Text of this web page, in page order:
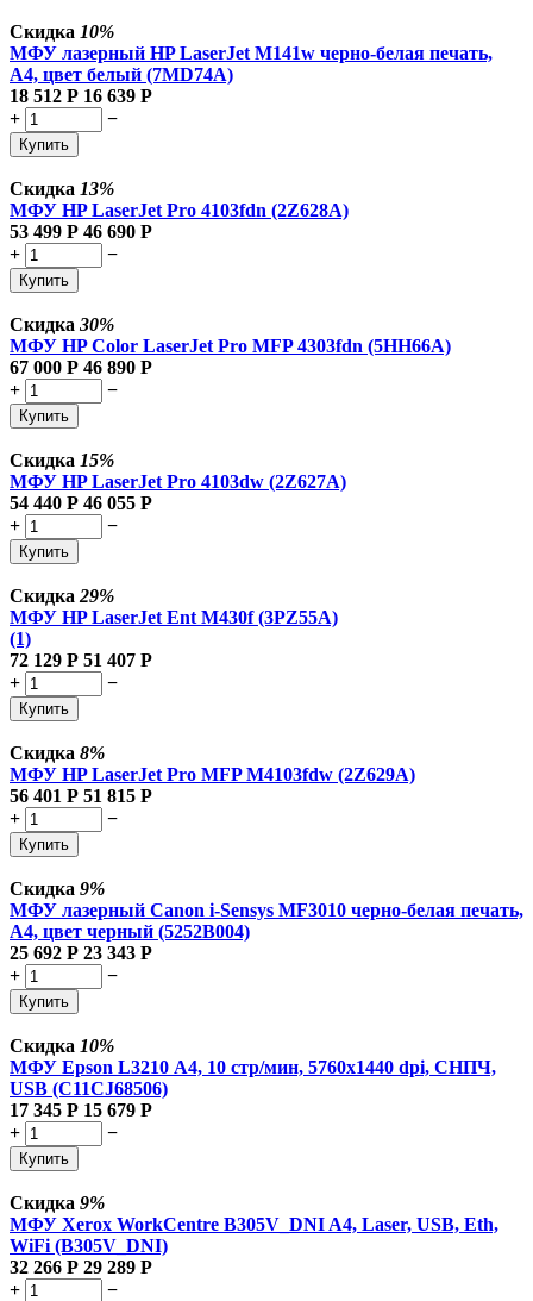
Скидка 10%
МФУ лазерный HP LaserJet M141w черно-белая печать,
A4, цвет белый (7MD74A)
18 512 Р 16 639 Р
+
−
Купить
Скидка 13%
МФУ HP LaserJet Pro 4103fdn (2Z628A)
53 499 Р 46 690 Р
+
−
Купить
Скидка 30%
МФУ HP Color LaserJet Pro MFP 4303fdn (5HH66A)
67 000 Р 46 890 Р
+
−
Купить
Скидка 15%
МФУ HP LaserJet Pro 4103dw (2Z627A)
54 440 Р 46 055 Р
+
−
Купить
Скидка 29%
МФУ HP LaserJet Ent M430f (3PZ55A)
(1)
72 129 Р 51 407 Р
+
−
Купить
Скидка 8%
МФУ HP LaserJet Pro MFP M4103fdw (2Z629A)
56 401 Р 51 815 Р
+
−
Купить
Скидка 9%
МФУ лазерный Canon i-Sensys MF3010 черно-белая печать,
A4, цвет черный (5252B004)
25 692 Р 23 343 Р
+
−
Купить
Скидка 10%
МФУ Epson L3210 А4, 10 стр/мин, 5760х1440 dpi, СНПЧ,
USB (C11CJ68506)
17 345 Р 15 679 Р
+
−
Купить
Скидка 9%
МФУ Xerox WorkCentre B305V_DNI A4, Laser, USB, Eth,
WiFi (B305V_DNI)
32 266 Р 29 289 Р
+
−